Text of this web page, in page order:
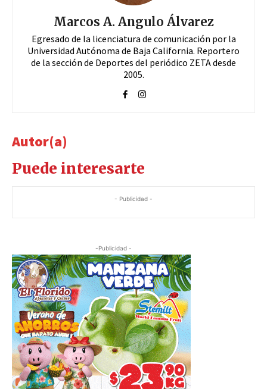
Marcos A. Angulo Álvarez
Egresado de la licenciatura de comunicación por la
Universidad Autónoma de Baja California. Reportero
de la sección de Deportes del periódico ZETA desde
2005.
Autor(a)
Puede interesarte
- Publicidad -
-Publicidad -